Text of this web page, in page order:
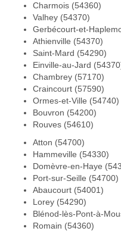
Charmois (54360)
Valhey (54370)
Gerbécourt-et-
Athienville (54370)
Saint-Mard (54290)
Einville-au-Jard
Chambrey (57170)
Craincourt (57590)
Ormes-et-Ville (54740)
Bouvron (54200)
Rouves (54610)
Atton (54700)
Hammeville (54330)
Domèvre-en-Haye
Port-sur-Seille (54700)
Abaucourt (54001)
Lorey (54290)
Blénod-lès-Pont-à-
Romain (54360)